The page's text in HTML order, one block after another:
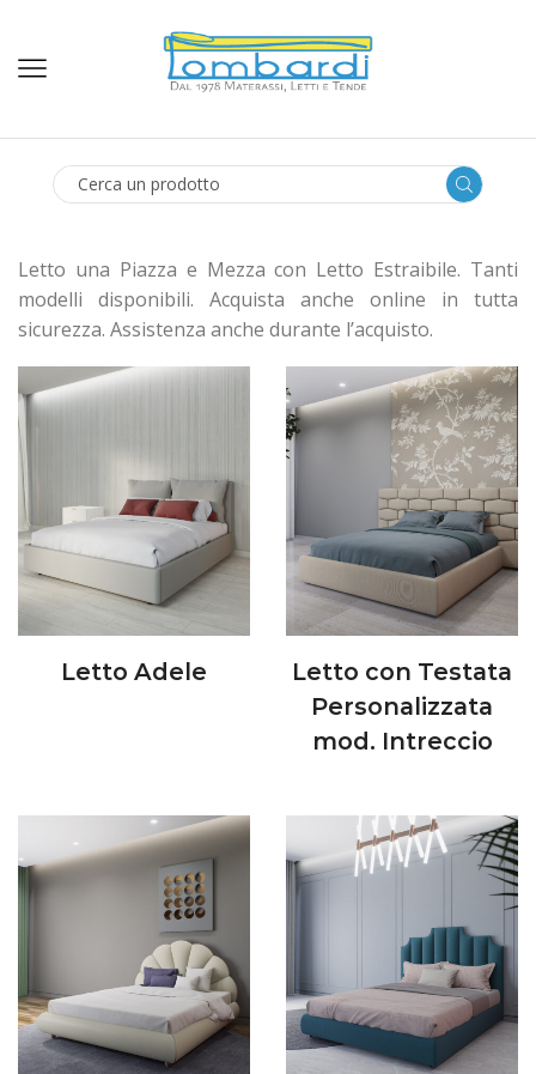
Letto una Piazza e Mezza con Letto Estraibile. Tanti
modelli disponibili. Acquista anche online in tutta
sicurezza. Assistenza anche durante l’acquisto.
Letto Adele
Letto con Testata
Personalizzata
mod. Intreccio